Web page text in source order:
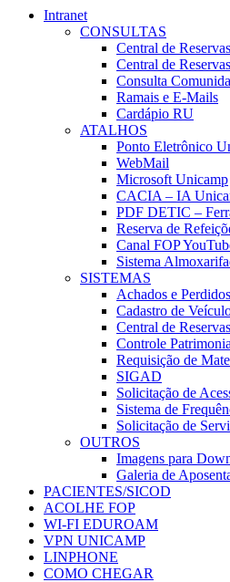
Intranet
CONSULTAS
Central de
Central de
Consulta
Ramais e E-Mails
Cardápio RU
ATALHOS
Ponto Eletrônico
WebMail
Microsoft Unicamp
CACIA – IA
PDF DETIC –
Reserva de
Canal FOP
Sistema
SISTEMAS
Achados e Perdidos
Cadastro de
Central de Reservas
Controle
Requisição de
SIGAD
Solicitação de
Sistema de
Solicitação de
OUTROS
Imagens para
Galeria de
PACIENTES/SICOD
ACOLHE FOP
WI-FI EDUROAM
VPN UNICAMP
LINPHONE
COMO CHEGAR